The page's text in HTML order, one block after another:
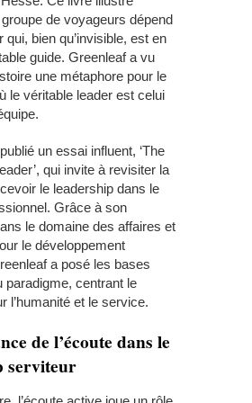
de voyageurs dépend
qui, bien qu’invisible, est en
guide. Greenleaf a vu
une métaphore pour le
le véritable leader est celui
un essai influent, ‘The
qui invite à revisiter la
le leadership dans le
Grâce à son
le domaine des affaires et
le développement
a posé les bases
paradigme, centrant le
l’humanité et le service.
de l’écoute dans le
serviteur